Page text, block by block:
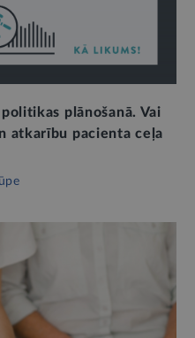
plānošanā. Vai
atkarību pacienta ceļa